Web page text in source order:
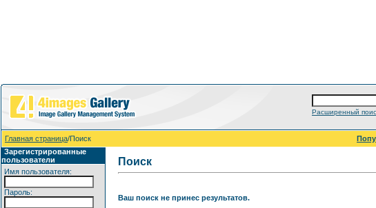
Расширенный
Главная страница/Поиск
Зарегистрированные
пользователи
Имя пользователя:
Пароль:
Поиск
Ваш поиск не принес результатов.